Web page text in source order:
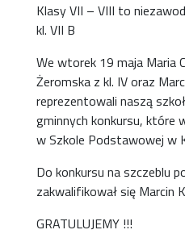
Klasy VII – VIII to
kl. VII B
We wtorek 19 maja Maria
Żeromska z kl. IV oraz
reprezentowali naszą
gminnych konkursu, które
w Szkole Podstawowej w
Do konkursu na szczeblu
zakwalifikował się Marcin
GRATULUJEMY !!!